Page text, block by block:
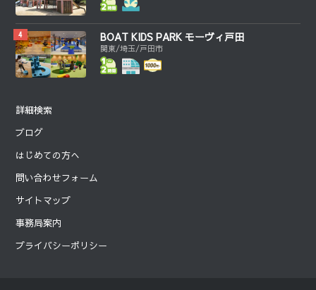
BOAT KIDS PARK モーヴィ戸田
関東/埼玉/戸田市
詳細検索
ブログ
はじめての方へ
問い合わせフォーム
サイトマップ
事務局案内
プライバシーポリシー